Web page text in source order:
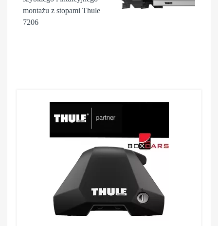
montażu z stopami Thule
7206